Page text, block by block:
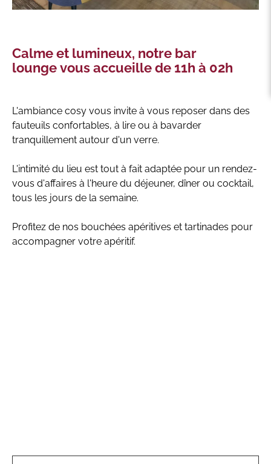
Calme et lumineux, notre bar
lounge vous accueille de 11h à 02h
L'ambiance cosy vous invite à vous reposer dans des
fauteuils confortables, à lire ou à bavarder
tranquillement autour d'un verre.
L'intimité du lieu est tout à fait adaptée pour un rendez-
vous d'affaires à l'heure du déjeuner, dîner ou cocktail,
tous les jours de la semaine.
Profitez de nos bouchées apéritives et tartinades pour
accompagner votre apéritif.